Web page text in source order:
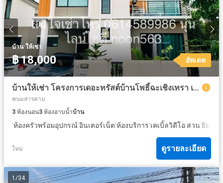
บ้าน·ให้เช่า
฿ 18,000 อัพเดท
บ้านให้เช่า โครงการเดอะทรัสต์บ้านโพธิ์ฉะเชิงเทรา เฟอร์นิจครบ
พนมสารคาม
3 ห้องนอน3 ห้องอาบน้ำบ้าน
·ห้องครัวพร้อมอุปกรณ์·อินเตอร์เน็ต·ห้องบริการ·เคเบิ้ลวิดีโอ·สวน·ยิม
ใหม่ ดูรายละเอียด
1 /34